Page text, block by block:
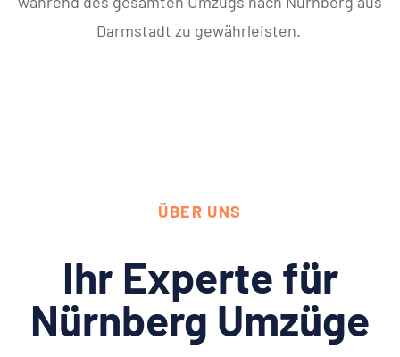
Darmstadt zu gewährleisten.
ÜBER UNS
Ihr Experte für
Nürnberg Umzüge